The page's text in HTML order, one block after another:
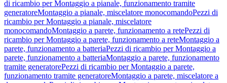
di ricambio per Montaggio a pianale, funzionamento tramite
generatoreMontaggio a pianale, miscelatore monocomandoPezzi di
ricambio per Montaggio a pianale, miscelatore
monocomandoMontaggio a parete, funzionamento a retePezzi di
ricambio per Montaggio a parete, funzionamento a reteMontaggio a
parete, funzionamento a batteriaPezzi di ricambio per Montaggio a
parete, funzionamento a batteriaMontaggio a parete, funzionamento
tramite generatorePezzi di ricambio per Montaggio a parete,
funzionamento tramite generatoreMontaggio a parete, miscelatore a